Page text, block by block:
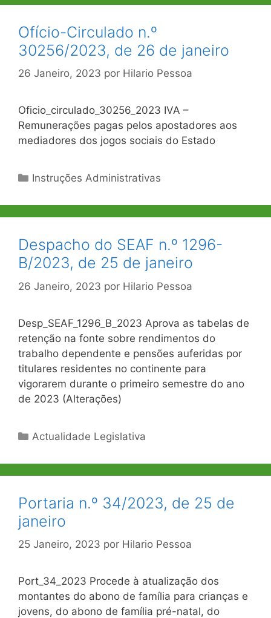
Ofício-Circulado n.º
30256/2023, de 26 de janeiro
26 Janeiro, 2023 por Hilario Pessoa
Oficio_circulado_30256_2023 IVA –
Remunerações pagas pelos apostadores aos
mediadores dos jogos sociais do Estado
Categorias
Instruções Administrativas
Despacho do SEAF n.º 1296-
B/2023, de 25 de janeiro
26 Janeiro, 2023 por Hilario Pessoa
Desp_SEAF_1296_B_2023 Aprova as tabelas de
retenção na fonte sobre rendimentos do
trabalho dependente e pensões auferidas por
titulares residentes no continente para
vigorarem durante o primeiro semestre do ano
de 2023 (Alterações)
Categorias
Actualidade Legislativa
Portaria n.º 34/2023, de 25 de
janeiro
25 Janeiro, 2023 por Hilario Pessoa
Port_34_2023 Procede à atualização dos
montantes do abono de família para crianças e
jovens, do abono de família pré-natal, do